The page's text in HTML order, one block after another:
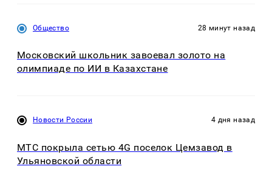
Общество 28 минут назад
Московский школьник завоевал золото на
олимпиаде по ИИ в Казахстане
Новости России 4 дня назад
МТС покрыла сетью 4G поселок Цемзавод в
Ульяновской области